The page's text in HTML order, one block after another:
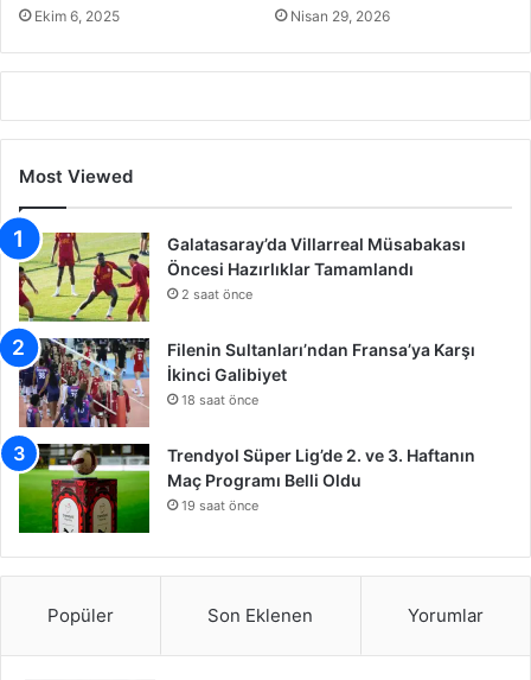
Ekim 6, 2025 Nisan 29, 2026
Most Viewed
Galatasaray’da Villarreal Müsabakası
Öncesi Hazırlıklar Tamamlandı
2 saat önce
Filenin Sultanları’ndan Fransa’ya Karşı
İkinci Galibiyet
18 saat önce
Trendyol Süper Lig’de 2. ve 3. Haftanın
Maç Programı Belli Oldu
19 saat önce
Popüler Son Eklenen Yorumlar